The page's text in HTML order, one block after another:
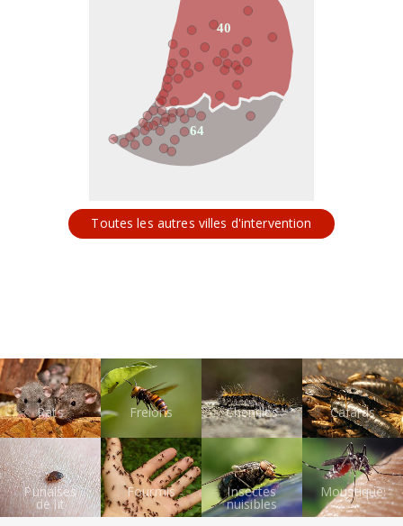
64
40
Toutes les autres villes d'intervention
Rats Frelons Chenilles Cafards
Punaises
de lit
Fourmis Insectes
nuisibles
Moustiques